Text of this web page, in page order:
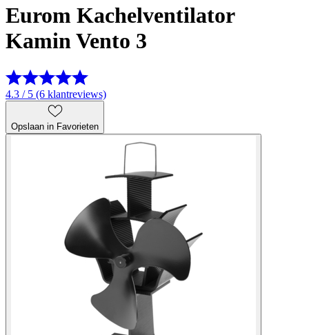
Eurom Kachelventilator
Kamin Vento 3
4.3 / 5 (6 klantreviews)
Opslaan in Favorieten